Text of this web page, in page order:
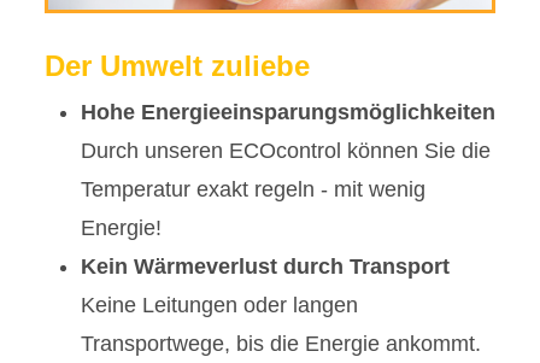
Der Umwelt zuliebe
Hohe Energieeinsparungsmöglichkeiten
Durch unseren ECOcontrol können Sie die
Temperatur exakt regeln - mit wenig
Energie!
Kein Wärmeverlust durch Transport
Keine Leitungen oder langen
Transportwege, bis die Energie ankommt.